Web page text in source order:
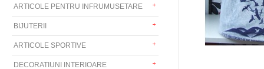
ARTICOLE PENTRU INFRUMUSETARE
BIJUTERII
ARTICOLE SPORTIVE
DECORATIUNI INTERIOARE